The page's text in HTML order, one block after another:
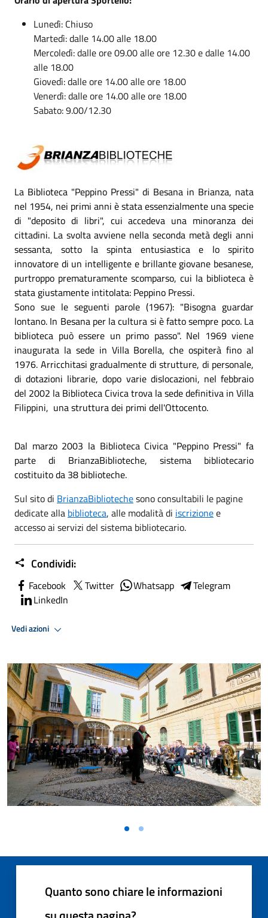
Lunedì: Chiuso
Martedì: dalle 14.00 alle 18.00
Mercoledì: dalle ore 09.00 alle ore 12.30 e dalle 14.00
alle 18.00
Giovedì: dalle ore 14.00 alle ore 18.00
Venerdì: dalle ore 14.00 alle ore 18.00
Sabato: 9.00/12.30
La Biblioteca "Peppino Pressi" di Besana in Brianza, nata
nel 1954, nei primi anni è stata essenzialmente una specie
di "deposito di libri", cui accedeva una minoranza dei
cittadini. La svolta avviene nella seconda metà degli anni
sessanta, sotto la spinta entusiastica e lo spirito
innovatore di un intelligente e brillante giovane besanese,
purtroppo prematuramente scomparso, cui la biblioteca è
stata giustamente intitolata: Peppino Pressi.
Sono sue le seguenti parole (1967): "Bisogna guardar
lontano. In Besana per la cultura si è fatto sempre poco. La
biblioteca può essere un primo passo". Nel 1969 viene
inaugurata la sede in Villa Borella, che ospiterà fino al
1976. Arricchitasi gradualmente di strutture, di personale,
di dotazioni librarie, dopo varie dislocazioni, nel febbraio
del 2002 la Biblioteca Civica trova la sede definitiva in Villa
Filippini, una struttura dei primi dell'Ottocento.
Dal marzo 2003 la Biblioteca Civica "Peppino Pressi" fa
parte di BrianzaBiblioteche, sistema bibliotecario
costituito da 38 biblioteche.
Sul sito di BrianzaBibliotechesono consultabili le pagine
dedicate alla biblioteca, alle modalità di iscrizionee
accesso ai servizi del sistema bibliotecario.
Condividi:
Facebook Twitter Whatsapp
Telegram
LinkedIn
Vedi azioni
Quanto sono chiare le informazioni